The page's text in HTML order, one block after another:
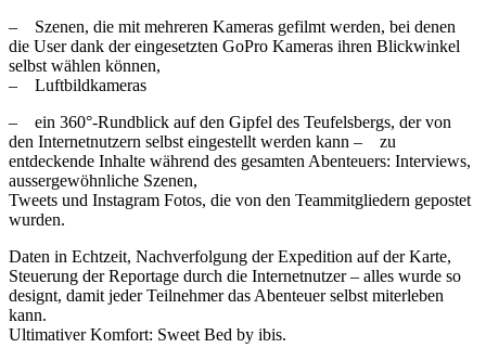
– Szenen, die mit mehreren Kameras gefilmt werden, bei denen
die User dank der eingesetzten GoPro Kameras ihren Blickwinkel
selbst wählen können,
– Luftbildkameras
– ein 360°-Rundblick auf den Gipfel des Teufelsbergs, der von
den Internetnutzern selbst eingestellt werden kann – zu
entdeckende Inhalte während des gesamten Abenteuers: Interviews,
aussergewöhnliche Szenen,
Tweets und Instagram Fotos, die von den Teammitgliedern gepostet
wurden.
Daten in Echtzeit, Nachverfolgung der Expedition auf der Karte,
Steuerung der Reportage durch die Internetnutzer – alles wurde so
designt, damit jeder Teilnehmer das Abenteuer selbst miterleben
kann.
Ultimativer Komfort: Sweet Bed by ibis.